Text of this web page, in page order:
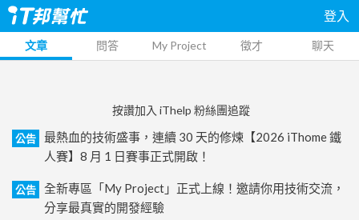
登入
文章 問答 My Project 徵才 聊天
按讚加入 iThelp 粉絲團追蹤
公告
最熱血的技術盛事，連續 30 天的修煉【2026 iThome 鐵
人賽】8 月 1 日賽事正式開啟！
公告
全新專區「My Project」正式上線！邀請你用技術交流，
分享最真實的開發經驗